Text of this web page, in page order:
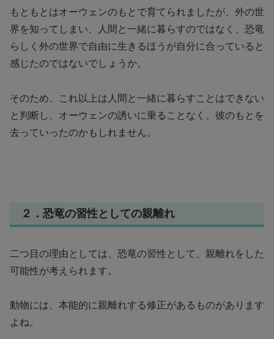
もともとはオーウェンのもとで育てられましたが、外の世
界を知ってしまい、人間と一緒に暮らすのではなく、恐竜
らしく外の世界で自由に生きるほうが自分に合っていると
感じたのではないでしょうか。
そのため、これ以上は人間と一緒に暮らすことはできない
と判断し、オーウェンの誘いに乗ることなく、彼のもとを
去っていったのかもしれません。
２．恐竜の習性としての親離れ
二つ目の理由としては、恐竜の習性として、親離れをした
可能性が考えられます。
動物には、本能的に親離れする修正があるものがあります
よね。